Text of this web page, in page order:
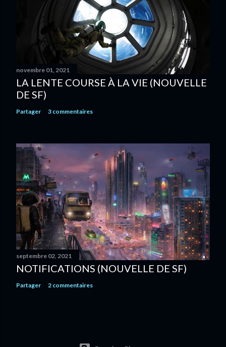
novembre 01, 2021
LA LENTE COURSE À LA VIE (NOUVELLE
DE SF)
Partager 3 commentaires
septembre 02, 2021
NOTIFICATIONS (NOUVELLE DE SF)
Partager 2 commentaires